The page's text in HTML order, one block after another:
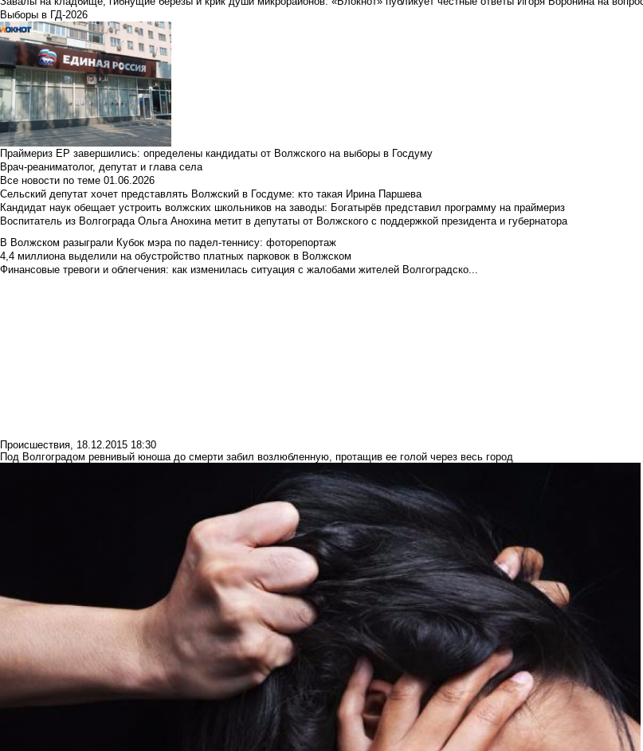
Выборы в ГД-2026
Праймериз ЕР завершились: определены кандидаты от Волжского на выборы в Госдуму
Врач-реаниматолог, депутат и глава села
Все новости по теме 01.06.2026
Сельский депутат хочет представлять Волжский в Госдуме: кто такая Ирина Паршева
Кандидат наук обещает устроить волжских школьников на заводы: Богатырёв представил программу на праймериз
Воспитатель из Волгограда Ольга Анохина метит в депутаты от Волжского с поддержкой президента и губернатора
В Волжском разыграли Кубок мэра по падел-теннису: фоторепортаж
4,4 миллиона выделили на обустройство платных парковок в Волжском
Финансовые тревоги и облегчения: как изменилась ситуация с жалобами жителей Волгоградско...
Происшествия, 18.12.2015 18:30
Под Волгоградом ревнивый юноша до смерти забил возлюбленную, протащив ее голой через весь город